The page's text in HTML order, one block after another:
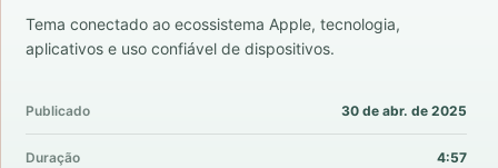
Tema conectado ao ecossistema Apple, tecnologia,
aplicativos e uso confiável de dispositivos.
Publicado 30 de abr. de 2025
Duração 4:57